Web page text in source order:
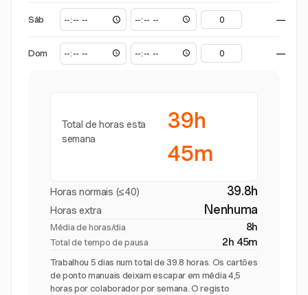
Sáb —
Dom —
Total de horas esta
semana
39h
45m
Horas normais (≤40) 39.8h
Horas extra Nenhuma
Média de horas/dia 8h
Total de tempo de pausa 2h 45m
Trabalhou 5 dias num total de 39.8 horas. Os cartões
de ponto manuais deixam escapar em média 4,5
horas por colaborador por semana. O registo